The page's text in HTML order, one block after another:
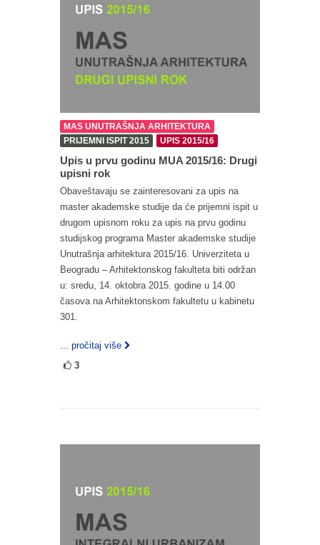
MAS UNUTRAŠNJA ARHITEKTURA
PRIJEMNI ISPIT 2015
UPIS 2015/16
Upis u prvu godinu MUA 2015/16: Drugi
upisni rok
Obaveštavaju se zainteresovani za upis na
master akademske studije da će prijemni ispit u
drugom upisnom roku za upis na prvu godinu
studijskog programa Master akademske studije
Unutrašnja arhitektura 2015/16. Univerziteta u
Beogradu – Arhitektonskog fakulteta biti održan
u: sredu, 14. oktobra 2015. godine u 14.00
časova na Arhitektonskom fakultetu u kabinetu
301.
... pročitaj više
3